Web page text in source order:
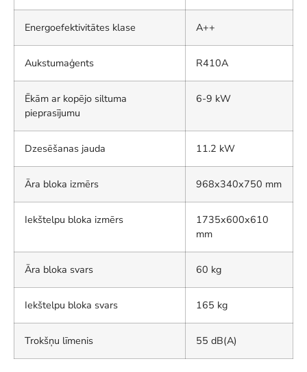
Energoefektivitātes klase A++
Aukstumaģents R410A
Ēkām ar kopējo siltuma
pieprasījumu
6-9 kW
Dzesēšanas jauda 11.2 kW
Āra bloka izmērs 968x340x750 mm
Iekštelpu bloka izmērs
1735x600x610
mm
Āra bloka svars 60 kg
Iekštelpu bloka svars 165 kg
Trokšņu līmenis 55 dB(A)